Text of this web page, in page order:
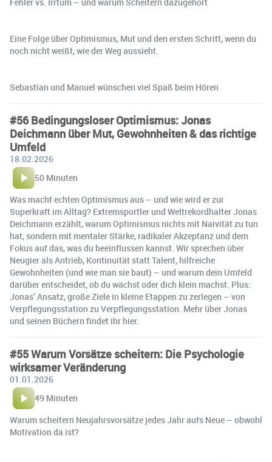
Eine Folge über Optimismus, Mut und den ersten Schritt, wenn du
noch nicht weißt, wie der Weg aussieht.
Sebastian und Manuel wünschen viel Spaß beim Hören
#56 Bedingungsloser Optimismus: Jonas
Deichmann über Mut, Gewohnheiten & das richtige
Umfeld
18.02.2026
50 Minuten
Was macht echten Optimismus aus – und wie wird er zur
Superkraft im Alltag? Extremsportler und Weltrekordhalter Jonas
Deichmann erzählt, warum Optimismus nichts mit Naivität zu tun
hat, sondern mit mentaler Stärke, radikaler Akzeptanz und dem
Fokus auf das, was du beeinflussen kannst. Wir sprechen über
Neugier als Antrieb, Kontinuität statt Talent, hilfreiche
Gewohnheiten (und wie man sie baut) – und warum dein Umfeld
darüber entscheidet, ob du wächst oder dich klein machst. Plus:
Jonas’ Ansatz, große Ziele in kleine Etappen zu zerlegen – von
Verpflegungsstation zu Verpflegungsstation. Mehr über Jonas
und seinen Büchern findet ihr hier.
#55 Warum Vorsätze scheitern: Die Psychologie
wirksamer Veränderung
01.01.2026
49 Minuten
Warum scheitern Neujahrsvorsätze jedes Jahr aufs Neue – obwohl
Motivation da ist?